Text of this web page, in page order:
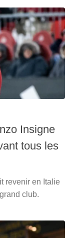
Insigne
tous les
revenir en Italie
club.